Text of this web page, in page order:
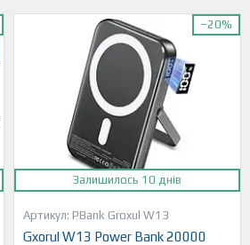
–20%
Залишилось 10 днів
PBank Groxul W13
Gxorul W13 Power Bank 20000